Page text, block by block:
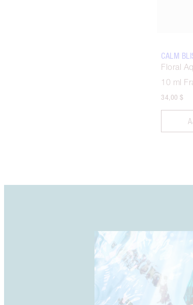
CALM
Floral
10 ml
34,00 $